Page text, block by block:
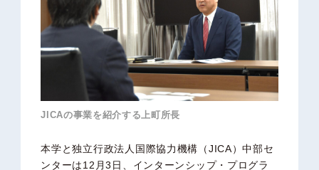
JICAの事業を紹介する上町所長
本学と独立行政法人国際協力機構（JICA）中部セ
ンターは12月3日、インターンシップ・プログラ